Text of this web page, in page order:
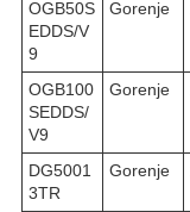
OGB50S
EDDS/V
9
Gorenje
OGB100
SEDDS/
V9
Gorenje
DG5001
3TR
Gorenje